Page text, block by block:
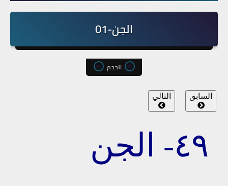
الجن-01
الحجم
السابق التالي
٤٩- الجن